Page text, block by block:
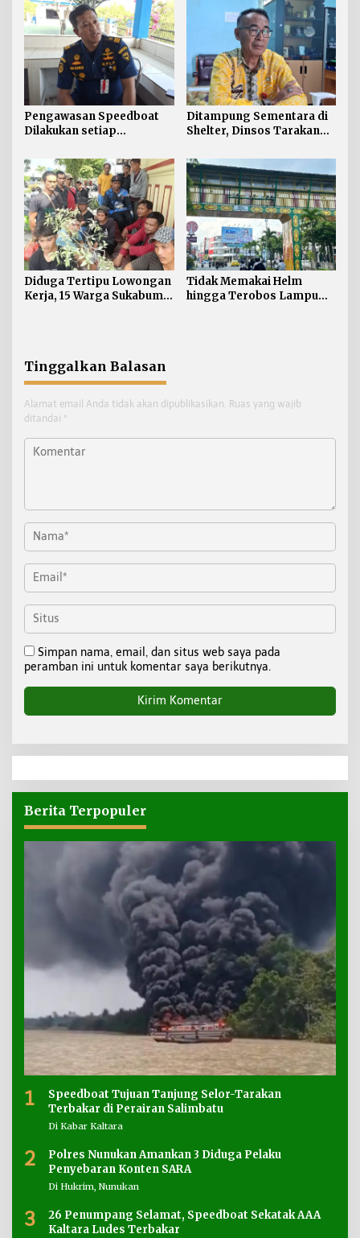
Pengawasan Speedboat
Dilakukan setiap
Acuan Laik Laut
Ditampung Sementara di
Shelter, Dinsos Tarakan
Pekerja Asal Jawa Barat
Diduga Tertipu Lowongan
Kerja, 15 Warga Sukabumi
Tidak Memakai Helm
hingga Terobos Lampu
Tinggalkan Balasan
Alamat email Anda tidak akan dipublikasikan. Ruas yang wajib
ditandai *
Simpan nama, email, dan situs web saya pada
peramban ini untuk komentar saya berikutnya.
Berita Terpopuler
1
Speedboat Tujuan Tanjung Selor-Tarakan
Terbakar di Perairan Salimbatu
Di Kabar Kaltara
2
Polres Nunukan Amankan 3 Diduga Pelaku
Penyebaran Konten SARA
Di Hukrim, Nunukan
3
26 Penumpang Selamat, Speedboat Sekatak AAA
Kaltara Ludes Terbakar